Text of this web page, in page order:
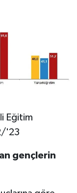
Eğitim
'23
gençlerin